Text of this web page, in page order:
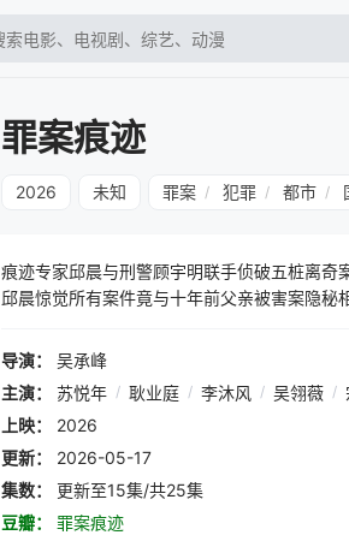
罪案痕迹
2026 未知 罪案 / 犯罪 / 都市 /
痕迹专家邱晨与刑警顾宇明联手侦破五桩离奇
邱晨惊觉所有案件竟与十年前父亲被害案隐秘
导演：
吴承峰
主演：
苏悦年 / 耿业庭 / 李沐风 / 吴翎薇 /
上映：
2026
更新：
2026-05-17
集数：
更新至15集/共25集
豆瓣：
罪案痕迹